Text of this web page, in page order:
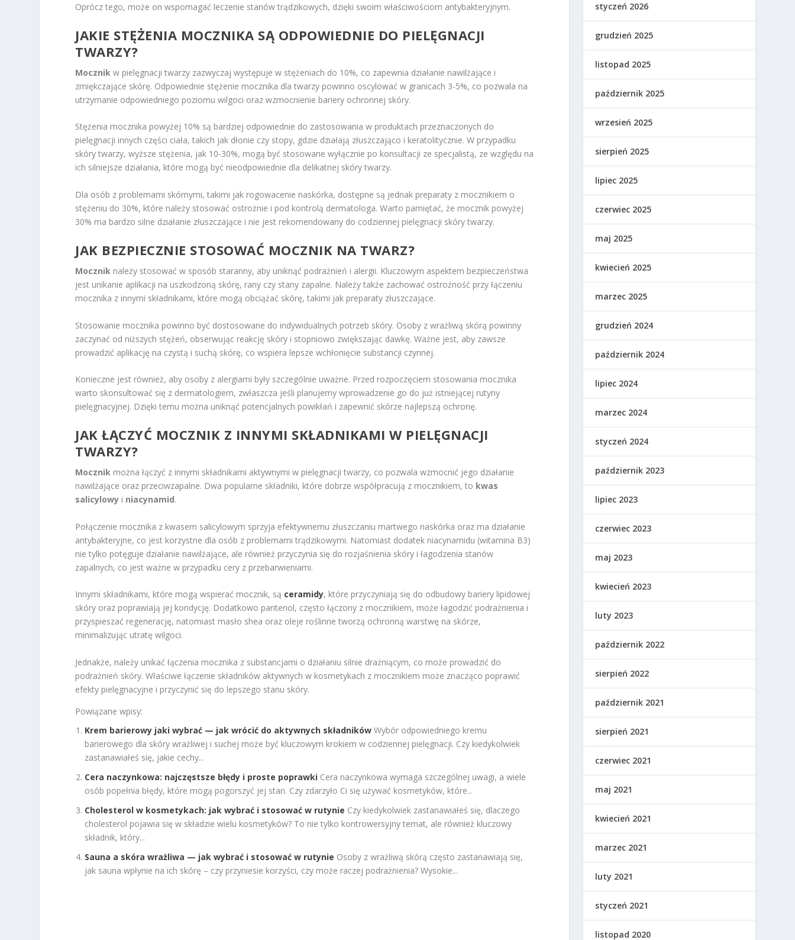
Oprócz tego, może on wspomagać leczenie stanów trądzikowych, dzięki swoim właściwościom antybakteryjnym.
JAKIE STĘŻENIA MOCZNIKA SĄ ODPOWIEDNIE DO PIELĘGNACJI
TWARZY?
Mocznik w pielęgnacji twarzy zazwyczaj występuje w stężeniach do 10%, co zapewnia działanie nawilżające i
zmiękczające skórę. Odpowiednie stężenie mocznika dla twarzy powinno oscylować w granicach 3-5%, co pozwala na
utrzymanie odpowiedniego poziomu wilgoci oraz wzmocnienie bariery ochronnej skóry.
Stężenia mocznika powyżej 10% są bardziej odpowiednie do zastosowania w produktach przeznaczonych do
pielęgnacji innych części ciała, takich jak dłonie czy stopy, gdzie działają złuszczająco i keratolitycznie. W przypadku
skóry twarzy, wyższe stężenia, jak 10-30%, mogą być stosowane wyłącznie po konsultacji ze specjalistą, ze względu na
ich silniejsze działania, które mogą być nieodpowiednie dla delikatnej skóry twarzy.
Dla osób z problemami skórnymi, takimi jak rogowacenie naskórka, dostępne są jednak preparaty z mocznikiem o
stężeniu do 30%, które należy stosować ostrożnie i pod kontrolą dermatologa. Warto pamiętać, że mocznik powyżej
30% ma bardzo silne działanie złuszczające i nie jest rekomendowany do codziennej pielęgnacji skóry twarzy.
JAK BEZPIECZNIE STOSOWAĆ MOCZNIK NA TWARZ?
Mocznik należy stosować w sposób staranny, aby uniknąć podrażnień i alergii. Kluczowym aspektem bezpieczeństwa
jest unikanie aplikacji na uszkodzoną skórę, rany czy stany zapalne. Należy także zachować ostrożność przy łączeniu
mocznika z innymi składnikami, które mogą obciążać skórę, takimi jak preparaty złuszczające.
Stosowanie mocznika powinno być dostosowane do indywidualnych potrzeb skóry. Osoby z wrażliwą skórą powinny
zaczynać od niższych stężeń, obserwując reakcję skóry i stopniowo zwiększając dawkę. Ważne jest, aby zawsze
prowadzić aplikację na czystą i suchą skórę, co wspiera lepsze wchłonięcie substancji czynnej.
Konieczne jest również, aby osoby z alergiami były szczególnie uważne. Przed rozpoczęciem stosowania mocznika
warto skonsultować się z dermatologiem, zwłaszcza jeśli planujemy wprowadzenie go do już istniejącej rutyny
pielęgnacyjnej. Dzięki temu można uniknąć potencjalnych powikłań i zapewnić skórze najlepszą ochronę.
JAK ŁĄCZYĆ MOCZNIK Z INNYMI SKŁADNIKAMI W PIELĘGNACJI
TWARZY?
Mocznik można łączyć z innymi składnikami aktywnymi w pielęgnacji twarzy, co pozwala wzmocnić jego działanie
nawilżające oraz przeciwzapalne. Dwa popularne składniki, które dobrze współpracują z mocznikiem, to kwas
salicylowy i niacynamid.
Połączenie mocznika z kwasem salicylowym sprzyja efektywnemu złuszczaniu martwego naskórka oraz ma działanie
antybakteryjne, co jest korzystne dla osób z problemami trądzikowymi. Natomiast dodatek niacynamidu (witamina B3)
nie tylko potęguje działanie nawilżające, ale również przyczynia się do rozjaśnienia skóry i łagodzenia stanów
zapalnych, co jest ważne w przypadku cery z przebarwieniami.
Innymi składnikami, które mogą wspierać mocznik, są ceramidy, które przyczyniają się do odbudowy bariery lipidowej
skóry oraz poprawiają jej kondycję. Dodatkowo pantenol, często łączony z mocznikiem, może łagodzić podrażnienia i
przyspieszać regenerację, natomiast masło shea oraz oleje roślinne tworzą ochronną warstwę na skórze,
minimalizując utratę wilgoci.
Jednakże, należy unikać łączenia mocznika z substancjami o działaniu silnie drażniącym, co może prowadzić do
podrażnień skóry. Właściwe łączenie składników aktywnych w kosmetykach z mocznikiem może znacząco poprawić
efekty pielęgnacyjne i przyczynić się do lepszego stanu skóry.
Powiązane wpisy:
Krem barierowy jaki wybrać — jak wrócić do aktywnych składników Wybór odpowiedniego kremu
barierowego dla skóry wrażliwej i suchej może być kluczowym krokiem w codziennej pielęgnacji. Czy kiedykolwiek
zastanawiałeś się, jakie cechy...
Cera naczynkowa: najczęstsze błędy i proste poprawki Cera naczynkowa wymaga szczególnej uwagi, a wiele
osób popełnia błędy, które mogą pogorszyć jej stan. Czy zdarzyło Ci się używać kosmetyków, które...
Cholesterol w kosmetykach: jak wybrać i stosować w rutynie Czy kiedykolwiek zastanawiałeś się, dlaczego
cholesterol pojawia się w składzie wielu kosmetyków? To nie tylko kontrowersyjny temat, ale również kluczowy
składnik, który...
Sauna a skóra wrażliwa — jak wybrać i stosować w rutynie Osoby z wrażliwą skórą często zastanawiają się,
jak sauna wpłynie na ich skórę – czy przyniesie korzyści, czy może raczej podrażnienia? Wysokie...
styczeń 2026
grudzień 2025
listopad 2025
październik 2025
wrzesień 2025
sierpień 2025
lipiec 2025
czerwiec 2025
maj 2025
kwiecień 2025
marzec 2025
grudzień 2024
październik 2024
lipiec 2024
marzec 2024
styczeń 2024
październik 2023
lipiec 2023
czerwiec 2023
maj 2023
kwiecień 2023
luty 2023
październik 2022
sierpień 2022
październik 2021
sierpień 2021
czerwiec 2021
maj 2021
kwiecień 2021
marzec 2021
luty 2021
styczeń 2021
listopad 2020